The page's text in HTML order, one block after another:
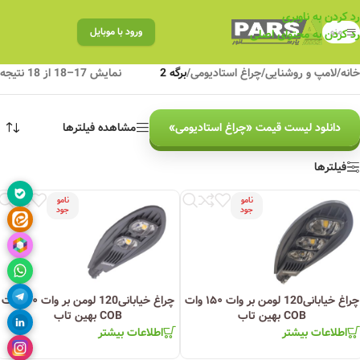
رد کردن به ناوبری
رد کردن به محتوای اصلی
منو ورود با موبایل
خانه/لامپ و روشنایی/چراغ استادیومی/برگه 2 نمایش 17–18 از 18 نتیجه
دانلود لیست قیمت «چراغ استادیومی» مشاهده فیلترها
فیلترها
نامو
جود
چراغ خیابانی120 لومن بر وات ۱۵۰ وات
COB بهین تاب
اطلاعات بیشتر
نامو
جود
چراغ خیابانی120 لومن بر وات ۱۰۰ وات
COB بهین تاب
اطلاعات بیشتر